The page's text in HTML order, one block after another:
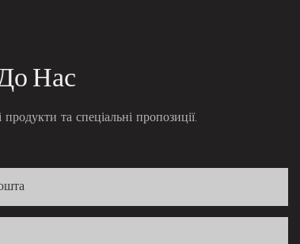
Нас
та спеціальні пропозиції.